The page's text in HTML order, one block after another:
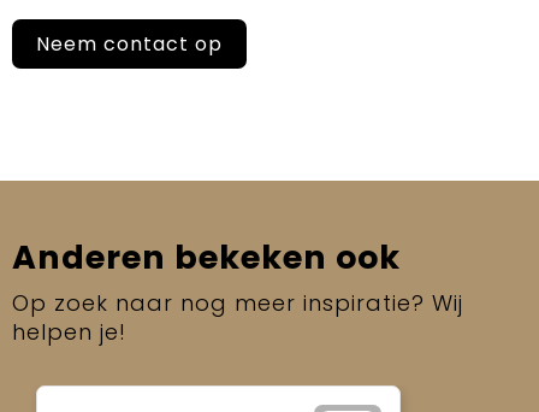
Neem contact op
Anderen bekeken ook
Op zoek naar nog meer inspiratie? Wij
helpen je!